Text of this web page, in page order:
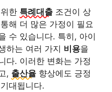
한 특례대출 조건이 상
해 더 많은 가정이 필요
수 있습니다. 특히, 아이
하는 여러 가지 비용을
다. 이러한 변화는 가정
, 출산율 향상에도 긍정
대됩니다.